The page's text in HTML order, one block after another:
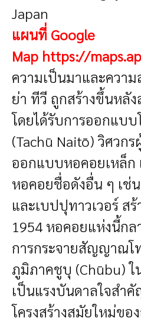
Japan
แผนที่ Google
Map https://
ความเป็นมาและควา
ย่า ทีวี ถูกสร้างขึ้นหลัง
โดยได้รับการออกแบบ
(Tachū Naitō) วิศวก
ออกแบบหอคอยเหล็ก
หอคอยชื่อดังอื่น ๆ เช่น
และเบปปุทาวเวอร์ สร้
1954 หอคอยแห่งนี้กล
การกระจายสัญญาณโ
ภูมิภาคชูบุ (Chūbu)
เป็นแรงบันดาลใจสำ
โครงสร้างสมัยใหม่ข